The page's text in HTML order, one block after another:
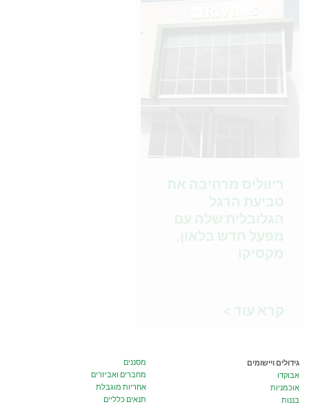
ריווליס מרחיבה את
טביעת הרגל
הגלובלית שלה עם
מפעל חדש בלאון,
מקסיקו
קרא עוד >
גידולים ויישומים
אבוקדו
אוכמניות
בננות
מסננים
מחברים ואביזרים
אחריות מוגבלת
תנאים כלליים